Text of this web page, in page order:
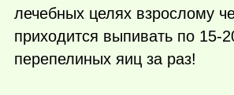
лечебных целях взрослому
приходится выпивать по 15-
перепелиных яиц за раз!